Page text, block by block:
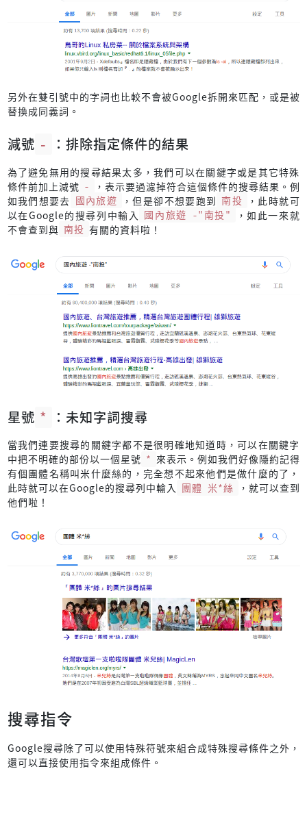
另外在雙引號中的字詞也比較不會被Google拆開來匹配，或是被
替換成同義詞。
減號 - ：排除指定條件的結果
為了避免無用的搜尋結果太多，我們可以在關鍵字或是其它特殊
條件前加上減號 -
，表示要過濾掉符合這個條件的搜尋結果。例
如我們想要去 國內旅遊 ，但是卻不想要跑到 南投
，此時就可
以在Google的搜尋列中輸入 國內旅遊 -"南投"
，如此一來就
不會查到與 南投 有關的資料啦！
星號 * ：未知字詞搜尋
當我們連要搜尋的關鍵字都不是很明確地知道時，可以在關鍵字
中把不明確的部份以一個星號 * 來表示。例如我們好像隱約記得
有個團體名稱叫米什麼絲的，完全想不起來他們是做什麼的了，
此時就可以在Google的搜尋列中輸入 團體 米*絲
，就可以查到
他們啦！
搜尋指令
Google搜尋除了可以使用特殊符號來組合成特殊搜尋條件之外，
還可以直接使用指令來組成條件。